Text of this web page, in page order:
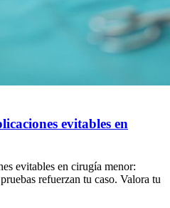
evitables en
evitables en cirugía menor:
refuerzan tu caso. Valora tu